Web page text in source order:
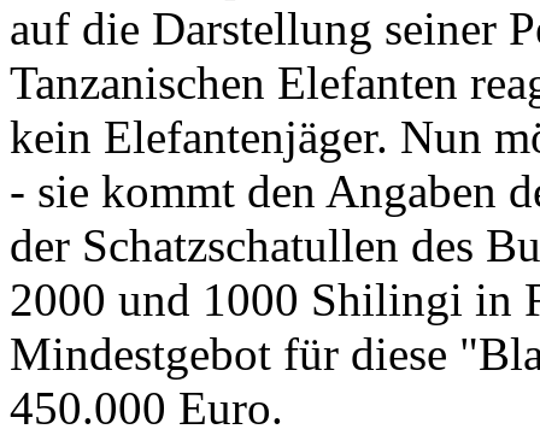
auf die Darstellung seiner
Tanzanischen Elefanten
kein Elefantenjäger. Nun
- sie kommt den Angaben
der Schatzschatullen des
2000 und 1000 Shilingi in
Mindestgebot für diese
450.000 Euro.